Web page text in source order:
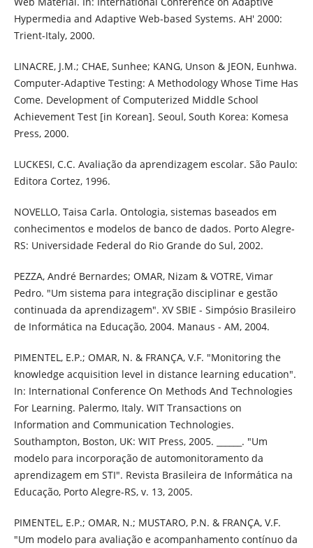
Hypermedia and Adaptive Web-based Systems. AH' 2000:
Trient-Italy, 2000.
LINACRE, J.M.; CHAE, Sunhee; KANG, Unson & JEON, Eunhwa.
Computer-Adaptive Testing: A Methodology Whose Time Has
Come. Development of Computerized Middle School
Achievement Test [in Korean]. Seoul, South Korea: Komesa
Press, 2000.
LUCKESI, C.C. Avaliação da aprendizagem escolar. São Paulo:
Editora Cortez, 1996.
NOVELLO, Taisa Carla. Ontologia, sistemas baseados em
conhecimentos e modelos de banco de dados. Porto Alegre-
RS: Universidade Federal do Rio Grande do Sul, 2002.
PEZZA, André Bernardes; OMAR, Nizam & VOTRE, Vimar
Pedro. "Um sistema para integração disciplinar e gestão
continuada da aprendizagem". XV SBIE - Simpósio Brasileiro
de Informática na Educação, 2004. Manaus - AM, 2004.
PIMENTEL, E.P.; OMAR, N. & FRANÇA, V.F. "Monitoring the
knowledge acquisition level in distance learning education".
In: International Conference On Methods And Technologies
For Learning. Palermo, Italy. WIT Transactions on
Information and Communication Technologies.
Southampton, Boston, UK: WIT Press, 2005. ______. "Um
modelo para incorporação de automonitoramento da
aprendizagem em STI". Revista Brasileira de Informática na
Educação, Porto Alegre-RS, v. 13, 2005.
PIMENTEL, E.P.; OMAR, N.; MUSTARO, P.N. & FRANÇA, V.F.
"Um modelo para avaliação e acompanhamento contínuo da